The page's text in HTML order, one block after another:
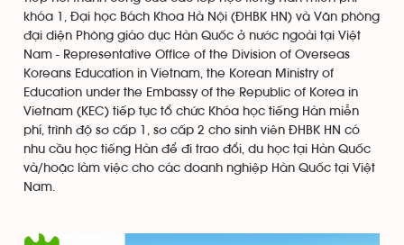
khóa 1, Đại học Bách Khoa Hà Nội (ĐHBK HN) và Văn phòng
đại diện Phòng giáo dục Hàn Quốc ở nước ngoài tại Việt
Nam - Representative Office of the Division of Overseas
Koreans Education in Vietnam, the Korean Ministry of
Education under the Embassy of the Republic of Korea in
Vietnam (KEC) tiếp tục tổ chức Khóa học tiếng Hàn miễn
phí, trình độ sơ cấp 1, sơ cấp 2 cho sinh viên ĐHBK HN có
nhu cầu học tiếng Hàn để đi trao đổi, du học tại Hàn Quốc
và/hoặc làm việc cho các doanh nghiệp Hàn Quốc tại Việt
Nam.